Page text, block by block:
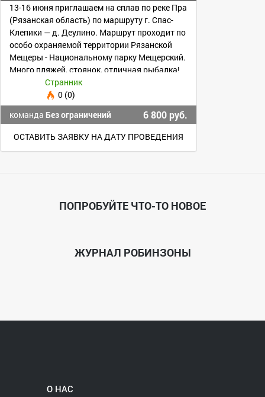
13-16 июня приглашаем на сплав по реке Пра
(Рязанская область) по маршруту г. Спас-
Клепики — д. Деулино. Маршрут проходит по
особо охраняемой территории Рязанской
Мещеры - Национальному парку Мещерский.
Много пляжей, стоянок, отличная рыбалка!
Странник
0 (0)
команда Без ограничений 6 800 руб.
ОСТАВИТЬ ЗАЯВКУ НА ДАТУ ПРОВЕДЕНИЯ
ПОПРОБУЙТЕ ЧТО-ТО НОВОЕ
ЖУРНАЛ РОБИНЗОНЫ
О НАС